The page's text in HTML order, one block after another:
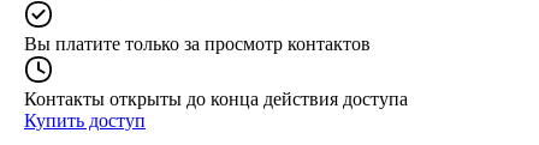
Вы платите только за просмотр контактов
Контакты открыты до конца действия доступа
Купить доступ